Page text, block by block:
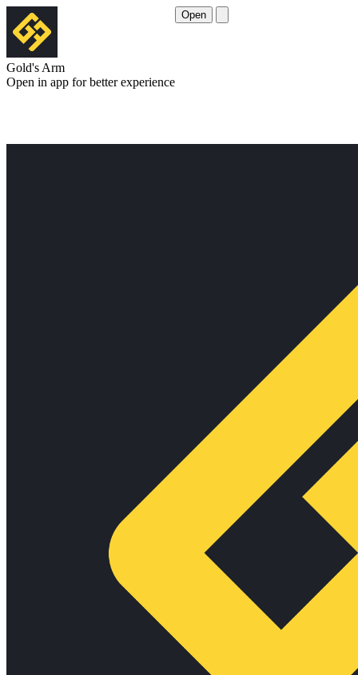
Gold's Arm
Open in app for better experience
Open